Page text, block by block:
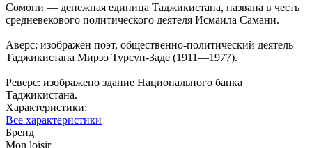
Сомони — денежная единица Таджикистана, названа в честь
средневекового политического деятеля Исмаила Самани.
Аверс: изображен поэт, общественно-политический деятель
Таджикистана Мирзо Турсун-Заде (1911—1977).
Реверс: изображено здание Национального банка
Таджикистана.
Характеристики:
Все характеристики
Бренд
Mon loisir